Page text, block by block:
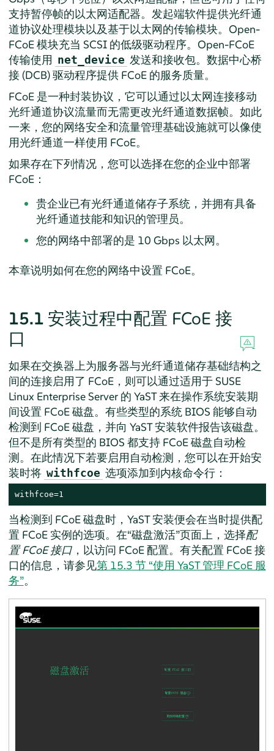
支持暂停帧的以太网适配器。发起端软件提供光纤通
道协议处理模块以及基于以太网的传输模块。Open-
FCoE 模块充当 SCSI 的低级驱动程序。Open-FCoE
传输使用 net_device 发送和接收包。数据中心桥
接 (DCB) 驱动程序提供 FCoE 的服务质量。
FCoE 是一种封装协议，它可以通过以太网连接移动
光纤通道协议流量而无需更改光纤通道数据帧。如此
一来，您的网络安全和流量管理基础设施就可以像使
用光纤通道一样使用 FCoE。
如果存在下列情况，您可以选择在您的企业中部署
FCoE：
贵企业已有光纤通道储存子系统，并拥有具备
光纤通道技能和知识的管理员。
您的网络中部署的是 10 Gbps 以太网。
本章说明如何在您的网络中设置 FCoE。
15.1 安装过程中配置 FCoE 接
口
如果在交换器上为服务器与光纤通道储存基础结构之
间的连接启用了 FCoE，则可以通过适用于 SUSE
Linux Enterprise Server的 YaST 来在操作系统安装期
间设置 FCoE 磁盘。有些类型的系统 BIOS 能够自动
检测到 FCoE 磁盘，并向 YaST 安装软件报告该磁盘。
但不是所有类型的 BIOS 都支持 FCoE 磁盘自动检
测。在此情况下若要启用自动检测，您可以在开始安
装时将 withfcoe 选项添加到内核命令行：
withfcoe=1
当检测到 FCoE 磁盘时，YaST 安装便会在当时提供配
置 FCoE 实例的选项。在“磁盘激活”页面上，选择配
置 FCoE 接口，以访问 FCoE 配置。有关配置 FCoE 接
口的信息，请参见第 15.3 节 “使用 YaST 管理 FCoE 服
务”。